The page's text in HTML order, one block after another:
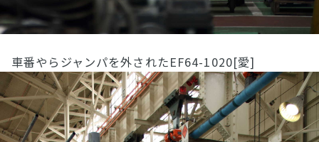
車番やらジャンパを外されたEF64-1020[愛]